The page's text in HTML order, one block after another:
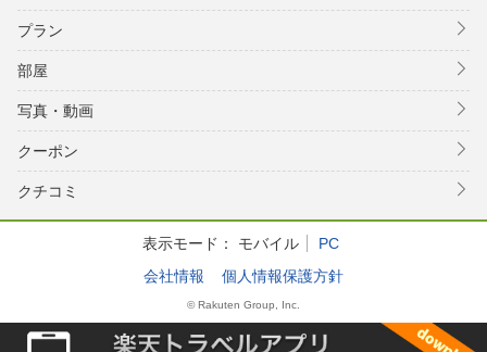
プラン
部屋
写真・動画
クーポン
クチコミ
表示モード： モバイル
PC
会社情報
個人情報保護方針
© Rakuten Group, Inc.